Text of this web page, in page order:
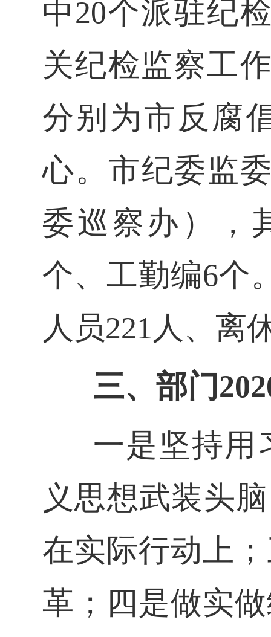
中20个派驻纪
关纪检监察工
分别为市反腐
心。市纪委监
委巡察办），
个、工勤编6个
人员221人、离
三、部门
一是 坚持用
义思想武装头
在实际行动上；
革； 四是做实